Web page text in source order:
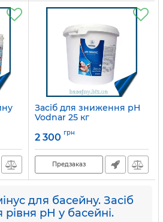
Засіб для зниження рH
Vodnar 25 кг
2 300 грн
Предзаказ
для басейну. Засіб
рН у басейні.